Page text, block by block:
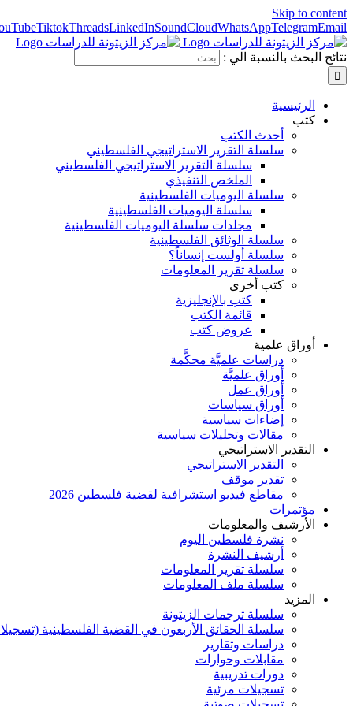
Skip to content
TiktokThreadsLinkedInSoundCloudWhatsAppTelegramEmail
نتائج البحث بالنسبة الي :
الرئيسية
كتب
أحدث الكتب
سلسلة التقرير الاستراتيجي الفلسطيني
سلسلة التقرير الاستراتيجي الفلسطيني
الملخص التنفيذي
سلسلة اليوميات الفلسطينية
سلسلة اليوميات الفلسطينية
مجلدات سلسلة اليوميات الفلسطينية
سلسلة الوثائق الفلسطينية
سلسلة أولست إنساناً؟
سلسلة تقرير المعلومات
كتب أخرى
كتب بالإنجليزية
قائمة الكتب
عروض كتب
أوراق علمية
دراسات علميَّة محكَّمة
أوراق علميَّة
أوراق عمل
أوراق سياسات
إضاءات سياسية
مقالات وتحليلات سياسية
التقدير الاستراتيجي
التقدير الاستراتيجي
تقدير موقف
مقاطع فيديو استشرافية لقضية فلسطين 2026
مؤتمرات
الأرشيف والمعلومات
نشرة فلسطين اليوم
أرشيف النشرة
سلسلة تقرير المعلومات
سلسلة ملف المعلومات
المزيد
سلسلة ترجمات الزيتونة
سلسلة الحقائق الأربعون في القضية الفلسطينية
دراسات وتقارير
مقابلات وحوارات
دورات تدريبية
تسجيلات مرئية